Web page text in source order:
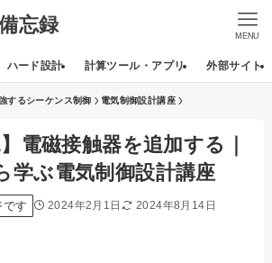
忘録 MENU
ハード設計 計算ツール・アプリ 外部サイト
するシーケンス制御 電気制御設計講座
電磁接触器を追加する｜
学ぶ電気制御設計講座
す 2024年2月1日 2024年8月14日